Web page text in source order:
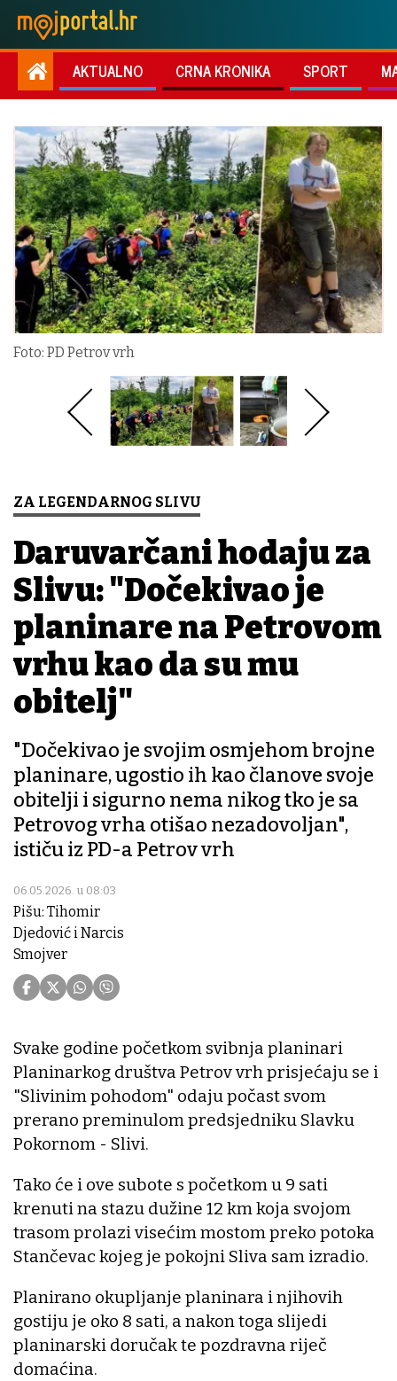
AKTUALNO CRNA KRONIKA SPORT
Foto: PD Petrov vrh
ZA LEGENDARNOG SLIVU
Daruvarčani hodaju za
Slivu: "Dočekivao je
planinare na Petrovom
vrhu kao da su mu
obitelj"
"Dočekivao je svojim osmjehom brojne
planinare, ugostio ih kao članove svoje
obitelji i sigurno nema nikog tko je sa
Petrovog vrha otišao nezadovoljan",
ističu iz PD-a Petrov vrh
06.05.2026. u 08:03
Pišu: Tihomir
Djedović i Narcis
Smojver
Svake godine početkom svibnja planinari
Planinarkog društva Petrov vrh prisjećaju se i
"Slivinim pohodom" odaju počast svom
prerano preminulom predsjedniku Slavku
Pokornom - Slivi.
Tako će i ove subote s početkom u 9 sati
krenuti na stazu dužine 12 km koja svojom
trasom prolazi visećim mostom preko potoka
Stančevac kojeg je pokojni Sliva sam izradio.
Planirano okupljanje planinara i njihovih
gostiju je oko 8 sati, a nakon toga slijedi
planinarski doručak te pozdravna riječ
domaćina.